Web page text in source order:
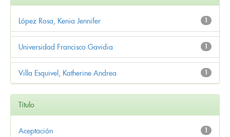
1
López Rosa, Kenia Jennifer
1
Universidad Francisco Gavidia
1
Villa Esquivel, Katherine Andrea
Título
1
Aceptación